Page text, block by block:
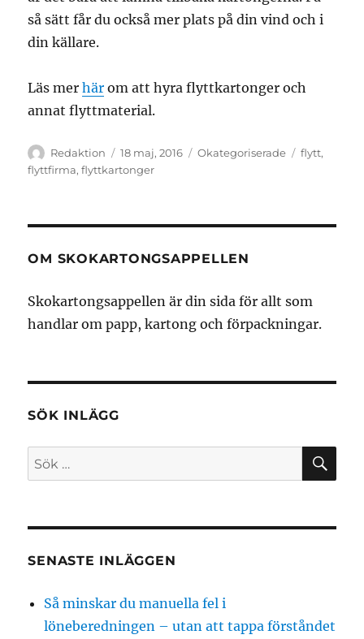
så sätt får du också mer plats på din vind och i
din källare.
Läs merhär om att hyra flyttkartonger och
annat flyttmaterial.
Författare
Redaktion
Publicerat
den
18 maj, 2016 Kategorier
Okategoriserade Etiketter
flytt,
flyttfirma,flyttkartonger
OM SKOKARTONGSAPPELLEN
Skokartongsappellen är din sida för allt som
handlar om papp, kartong och förpackningar.
SÖK INLÄGG
Sök
efter:
SENASTE INLÄGGEN
Så minskar du manuella fel i
löneberedningen – utan att tappa förståndet